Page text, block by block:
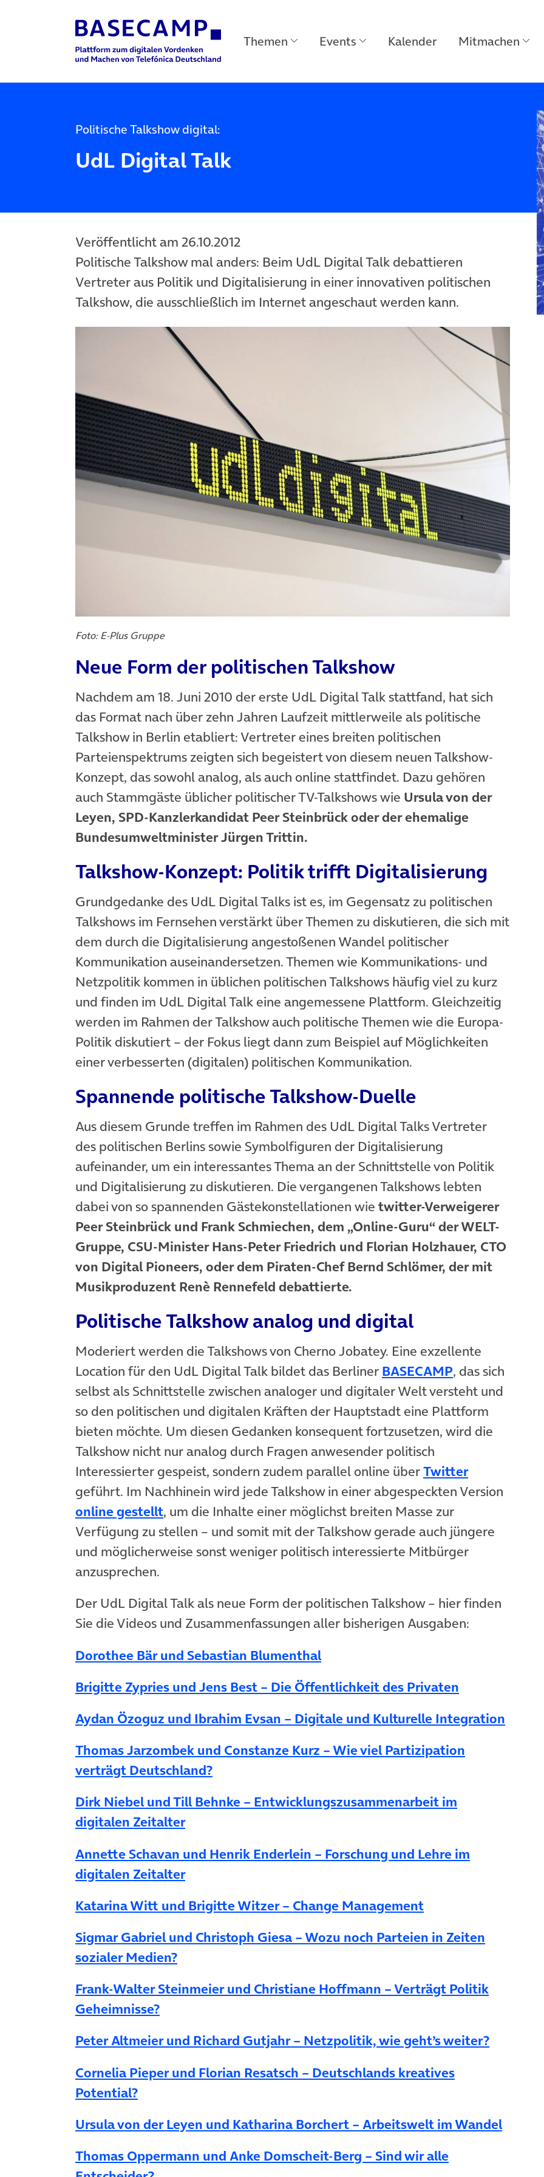
Main Navigation Themen Events Kalender Mitmachen
Politische Talkshow digital:
UdL Digital Talk
Veröffentlicht am 26.10.2012
Politische Talkshow mal anders: Beim UdL Digital Talk debattieren
Vertreter aus Politik und Digitalisierung in einer innovativen politischen
Talkshow, die ausschließlich im Internet angeschaut werden kann.
Foto: E-Plus Gruppe
Neue Form der politischen Talkshow
Nachdem am 18. Juni 2010 der erste UdL Digital Talk stattfand, hat sich
das Format nach über zehn Jahren Laufzeit mittlerweile als politische
Talkshow in Berlin etabliert: Vertreter eines breiten politischen
Parteienspektrums zeigten sich begeistert von diesem neuen Talkshow-
Konzept, das sowohl analog, als auch online stattfindet. Dazu gehören
auch Stammgäste üblicher politischer TV-Talkshows wie Ursula von der
Leyen, SPD-Kanzlerkandidat Peer Steinbrück oder der ehemalige
Bundesumweltminister Jürgen Trittin.
Talkshow-Konzept: Politik trifft Digitalisierung
Grundgedanke des UdL Digital Talks ist es, im Gegensatz zu politischen
Talkshows im Fernsehen verstärkt über Themen zu diskutieren, die sich mit
dem durch die Digitalisierung angestoßenen Wandel politischer
Kommunikation auseinandersetzen. Themen wie Kommunikations- und
Netzpolitik kommen in üblichen politischen Talkshows häufig viel zu kurz
und finden im UdL Digital Talk eine angemessene Plattform. Gleichzeitig
werden im Rahmen der Talkshow auch politische Themen wie die Europa-
Politik diskutiert – der Fokus liegt dann zum Beispiel auf Möglichkeiten
einer verbesserten (digitalen) ­­politischen Kommunikation.
Spannende politische Talkshow-Duelle
Aus diesem Grunde treffen im Rahmen des UdL Digital Talks Vertreter
des politischen Berlins sowie Symbolfiguren der Digitalisierung
aufeinander, um ein interessantes Thema an der Schnittstelle von Politik
und Digitalisierung zu diskutieren. Die vergangenen Talkshows lebten
dabei von so spannenden Gästekonstellationen wie twitter-Verweigerer
Peer Steinbrück und Frank Schmiechen, dem „Online-Guru“ der WELT-
Gruppe, CSU-Minister Hans-Peter Friedrich und Florian Holzhauer, CTO
von Digital Pioneers, oder dem Piraten-Chef Bernd Schlömer, der mit
Musikproduzent Renè Rennefeld debattierte.
Politische Talkshow analog und digital
Moderiert werden die Talkshows von Cherno Jobatey. Eine exzellente
Location für den UdL Digital Talk bildet das Berliner BASECAMP(öffnet in
, das sich
selbst als Schnittstelle zwischen analoger und digitaler Welt versteht und
so den politischen und digitalen Kräften der Hauptstadt eine Plattform
bieten möchte. Um diesen Gedanken konsequent fortzusetzen, wird die
Talkshow nicht nur analog durch Fragen anwesender politisch
Interessierter gespeist, sondern zudem parallel online überTwitter(öffnet in
geführt. Im Nachhinein wird jede Talkshow in einer abgespeckten Version
online gestellt(öffnet in neuem Tab)
, um die Inhalte einer möglichst breiten Masse zur
Verfügung zu stellen – und somit mit der Talkshow gerade auch jüngere
und möglicherweise sonst weniger politisch interessierte Mitbürger
anzusprechen. ­­­­
Der UdL Digital Talk als neue Form der politischen Talkshow – hier finden
Sie die Videos und Zusammenfassungen aller bisherigen Ausgaben:
Dorothee Bär und Sebastian Blumenthal
Brigitte Zypries und Jens Best – Die Öffentlichkeit des Privaten
Aydan Özoguz und Ibrahim Evsan – Digitale und Kulturelle Integration
Thomas Jarzombek und Constanze Kurz – Wie viel Partizipation
verträgt Deutschland?
Dirk Niebel und Till Behnke – Entwicklungszusammenarbeit im
digitalen Zeitalter
Annette Schavan und Henrik Enderlein – Forschung und Lehre im
digitalen Zeitalter
Katarina Witt und Brigitte Witzer – Change Management
Sigmar Gabriel und Christoph Giesa – Wozu noch Parteien in Zeiten
sozialer Medien?
Frank-Walter Steinmeier und Christiane Hoffmann – Verträgt Politik
Geheimnisse?
Peter Altmeier und Richard Gutjahr – Netzpolitik, wie geht’s weiter?
Cornelia Pieper und Florian Resatsch – Deutschlands kreatives
Potential?
Ursula von der Leyen und Katharina Borchert – Arbeitswelt im Wandel
Thomas Oppermann und Anke Domscheit-Berg – Sind wir alle